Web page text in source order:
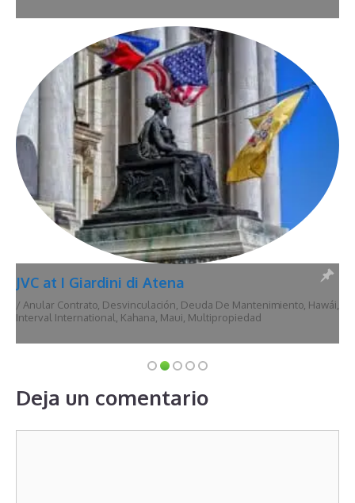
JVC at I Giardini di Atena
/ Anular Contrato, Desvinculación, Deuda De Mantenimiento, Hawái,
Interval International, Kahana, Maui, Multipropiedad
Deja un comentario